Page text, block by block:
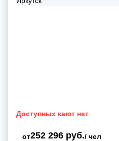
Доступных кают нет
от252 296 руб./ чел